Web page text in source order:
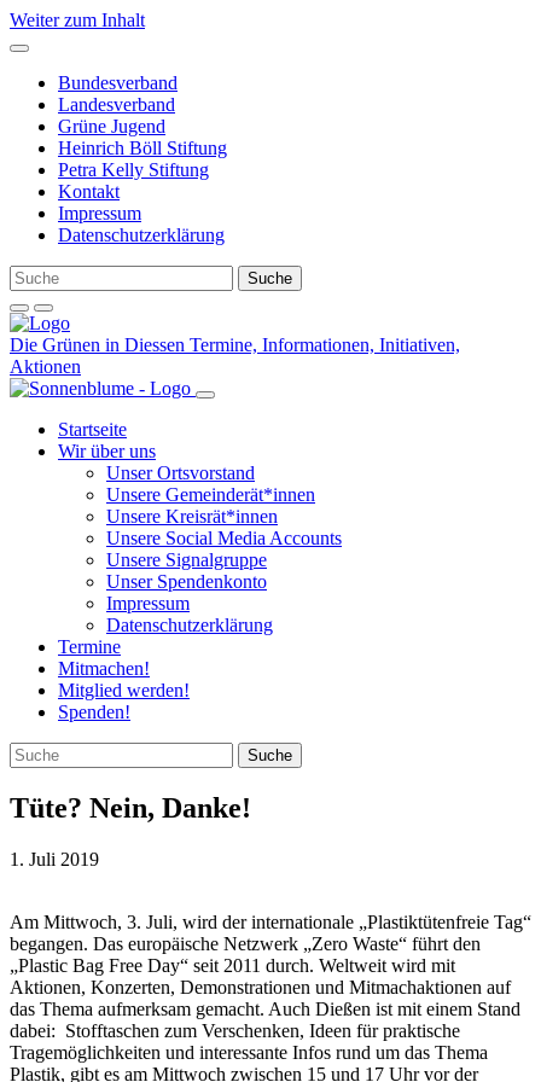
Weiter zum Inhalt
Bundesverband
Landesverband
Grüne Jugend
Heinrich Böll Stiftung
Petra Kelly Stiftung
Kontakt
Impressum
Datenschutzerklärung
Die Grünen in Diessen Termine, Informationen, Initiativen,
Aktionen
Startseite
Wir über uns
Unser Ortsvorstand
Unsere Gemeinderät*innen
Unsere Kreisrät*innen
Unsere Social Media Accounts
Unsere Signalgruppe
Unser Spendenkonto
Impressum
Datenschutzerklärung
Termine
Mitmachen!
Mitglied werden!
Spenden!
Tüte? Nein, Danke!
1. Juli 2019
Am Mittwoch, 3. Juli, wird der internationale „Plastiktütenfreie Tag“
begangen. Das europäische Netzwerk „Zero Waste“ führt den
„Plastic Bag Free Day“ seit 2011 durch. Weltweit wird mit
Aktionen, Konzerten, Demonstrationen und Mitmachaktionen auf
das Thema aufmerksam gemacht. Auch Dießen ist mit einem Stand
dabei: Stofftaschen zum Verschenken, Ideen für praktische
Tragemöglichkeiten und interessante Infos rund um das Thema
Plastik, gibt es am Mittwoch zwischen 15 und 17 Uhr vor der